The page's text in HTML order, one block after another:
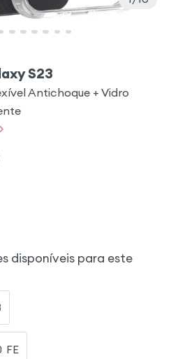
S23
Antichoque + Vidro
disponíveis para este
FE